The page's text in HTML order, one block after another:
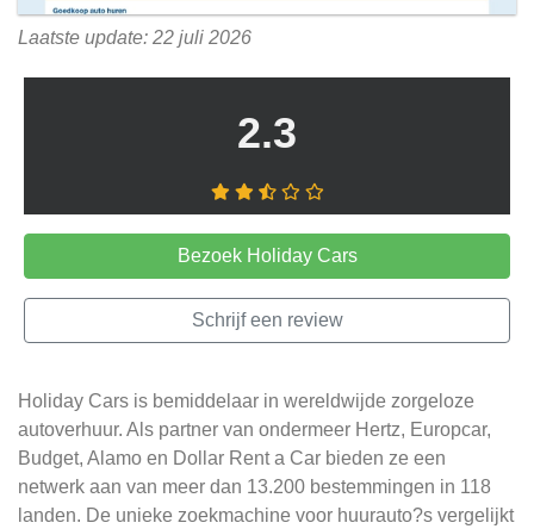
Laatste update: 22 juli 2026
2.3
Bezoek Holiday Cars
Schrijf een review
Holiday Cars is bemiddelaar in wereldwijde zorgeloze
autoverhuur. Als partner van ondermeer Hertz, Europcar,
Budget, Alamo en Dollar Rent a Car bieden ze een
netwerk aan van meer dan 13.200 bestemmingen in 118
landen. De unieke zoekmachine voor huurauto?s vergelijkt